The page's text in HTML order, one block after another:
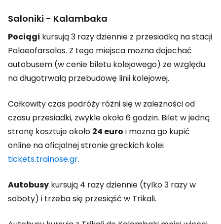
Saloniki - Kalambaka
Pociągi kursują 3 razy dziennie z przesiadką na stacji
Palaeofarsalos. Z tego miejsca można dojechać
autobusem (w cenie biletu kolejowego) ze względu
na długotrwałą przebudowę linii kolejowej.
Całkowity czas podróży różni się w zależności od
czasu przesiadki, zwykle około 6 godzin. Bilet w jedną
stronę kosztuje około 24 euro i można go kupić
online na oficjalnej stronie greckich kolei
tickets.trainose.gr.
Autobusy kursują 4 razy dziennie (tylko 3 razy w
soboty) i trzeba się przesiąść w Trikali.